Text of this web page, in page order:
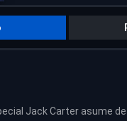
Jack Carter asume